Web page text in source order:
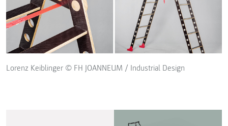
Lorenz Keiblinger © FH JOANNEUM / Industrial Design